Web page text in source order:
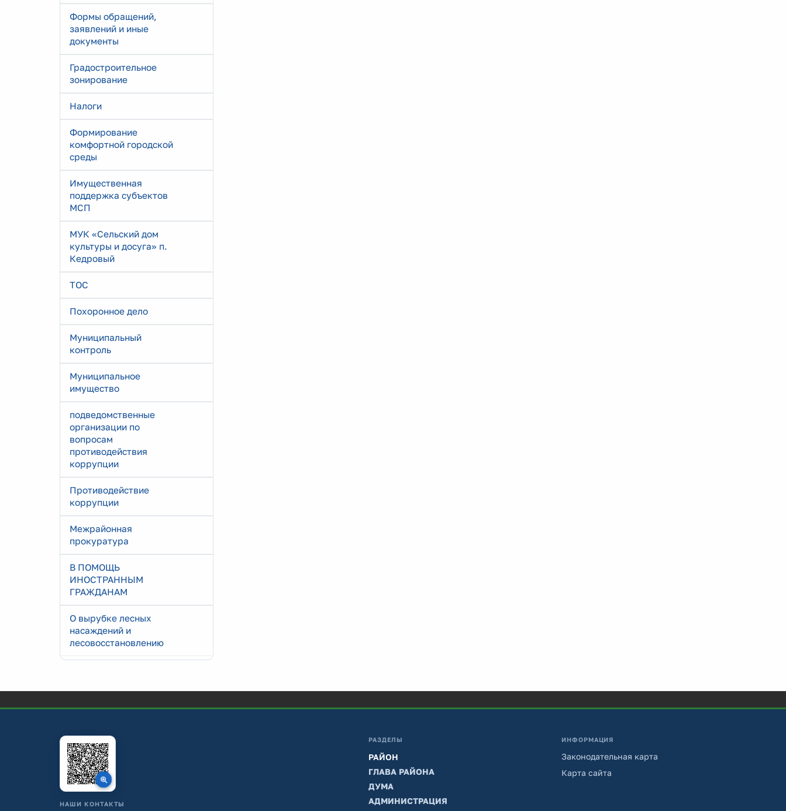
Формы обращений,
заявлений и иные
документы
Градостроительное
зонирование
Налоги
Формирование
комфортной городской
среды
Имущественная
поддержка субъектов
МСП
МУК «Сельский дом
культуры и досуга» п.
Кедровый
ТОС
Похоронное дело
Муниципальный
контроль
Муниципальное
имущество
подведомственные
организации по
вопросам
противодействия
коррупции
Противодействие
коррупции
Межрайонная
прокуратура
В ПОМОЩЬ
ИНОСТРАННЫМ
ГРАЖДАНАМ
О вырубке лесных
насаждений и
лесовосстановлению
НАШИ КОНТАКТЫ
РАЗДЕЛЫ
РАЙОН
ГЛАВА РАЙОНА
ДУМА
АДМИНИСТРАЦИЯ
ИНФОРМАЦИЯ
Законодательная карта
Карта сайта